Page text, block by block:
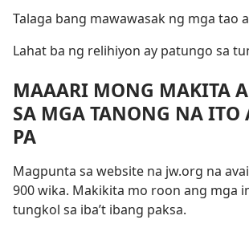
Talaga bang mawawasak ng mga tao
Lahat ba ng relihiyon ay patungo sa
MAAARI MONG MAKITA
SA MGA TANONG NA ITO
PA
Magpunta sa website na jw.org na
900 wika. Makikita mo roon ang mga
tungkol sa iba’t ibang paksa.